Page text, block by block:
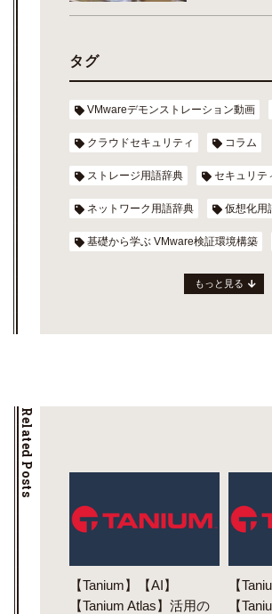
タグ
VMwareデモンストレーション動画
クラウドセキュリティ コラム
ストレージ用語辞典 セキュリテ
ネットワーク用語辞典 仮想化用
基礎から学ぶ VMware検証環境構築
もっと見る
Related Posts
【Tanium】【AI】
【Tanium Atlas】活用の
【
【